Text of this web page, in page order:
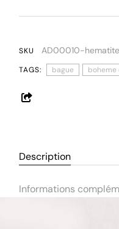
SKU AD00010-hematite
TAGS: bague boheme
Description
Informations